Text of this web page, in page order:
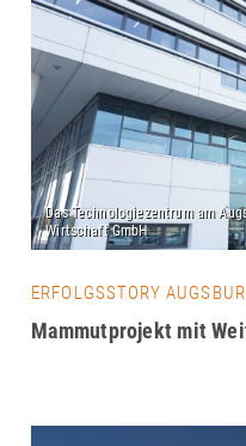
ERFOLGSSTORY
Mammutprojekt mit